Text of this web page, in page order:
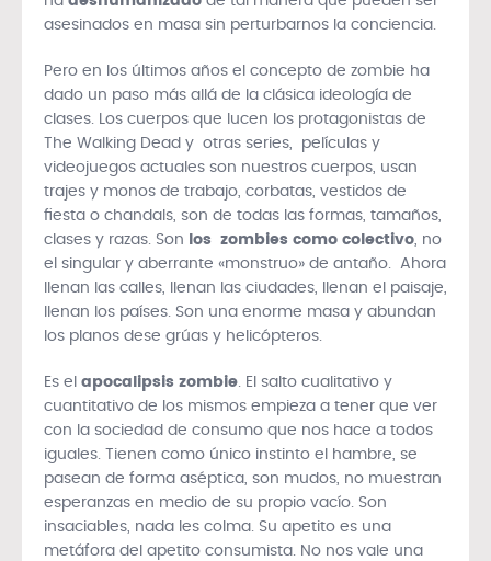
asesinados en masa sin perturbarnos la conciencia.
Pero en los últimos años el concepto de zombie ha
dado un paso más allá de la clásica ideología de
clases. Los cuerpos que lucen los protagonistas de
The Walking Dead y otras series, películas y
videojuegos actuales son nuestros cuerpos, usan
trajes y monos de trabajo, corbatas, vestidos de
fiesta o chandals, son de todas las formas, tamaños,
clases y razas. Son
los zombies como colectivo, no
el singular y aberrante «monstruo» de antaño. Ahora
llenan las calles, llenan las ciudades, llenan el paisaje,
llenan los países. Son una enorme masa y abundan
los planos dese grúas y helicópteros.
Es el apocalipsis zombie. El salto cualitativo y
cuantitativo de los mismos empieza a tener que ver
con la sociedad de consumo que nos hace a todos
iguales. Tienen como único instinto el hambre, se
pasean de forma aséptica, son mudos, no muestran
esperanzas en medio de su propio vacío. Son
insaciables, nada les colma. Su apetito es una
metáfora del apetito consumista. No nos vale una